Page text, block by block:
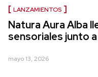
LANZAMIENTOS
Natura Aura Alba
sensoriales junto
mayo 13, 2026